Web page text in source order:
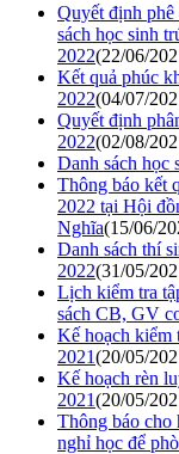
Quyết định phê
sách học sinh
2022(22/06/
Kết quả phúc
2022(04/07/
Quyết định
2022(02/08/
Danh sách học
Thông báo kết
2022 tại Hội
Nghĩa(15/06/
Danh sách thí
2022(31/05/
Lịch kiểm tra
sách CB, GV
Kế hoạch kiểm
2021(20/05/
Kế hoạch rèn
2021(20/05/
Thông báo cho
nghỉ học để